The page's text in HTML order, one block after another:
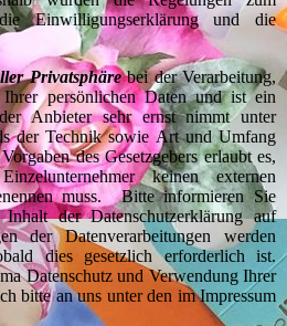
Einwilligungserklärung und die
Privatsphärebei der Verarbeitung,
persönlichen Daten und ist ein
Anbieter sehr ernst nimmt unter
der Technik sowie Art und Umfang
des Gesetzgebers erlaubt es,
keinen externen
muss. Bitte informieren Sie
der Datenschutzerklärung auf
der Datenverarbeitungen werden
dies gesetzlich erforderlich ist.
Datenschutz und Verwendung Ihrer
bitte an uns unter den im Impressum